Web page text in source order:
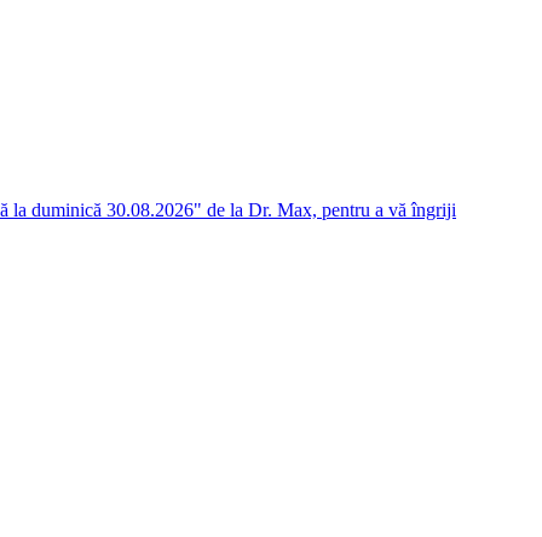
la duminică 30.08.2026" de la Dr. Max, pentru a vă îngriji